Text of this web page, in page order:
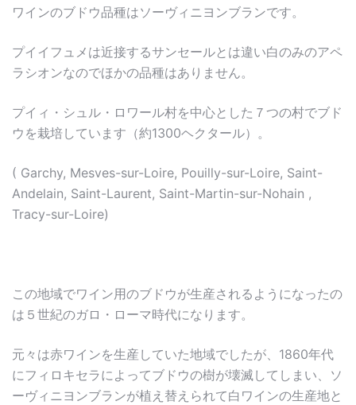
ワインのブドウ品種はソーヴィニヨンブランです。
プイイフュメは近接するサンセールとは違い白のみのアペ
ラシオンなのでほかの品種はありません。
プイィ・シュル・ロワール村を中心とした７つの村でブド
ウを栽培しています（約1300ヘクタール）。
( Garchy, Mesves-sur-Loire, Pouilly-sur-Loire, Saint-
Andelain, Saint-Laurent, Saint-Martin-sur-Nohain ,
Tracy-sur-Loire)
この地域でワイン用のブドウが生産されるようになったの
は５世紀のガロ・ローマ時代になります。
元々は赤ワインを生産していた地域でしたが、1860年代
にフィロキセラによってブドウの樹が壊滅してしまい、ソ
ーヴィニヨンブランが植え替えられて白ワインの生産地と